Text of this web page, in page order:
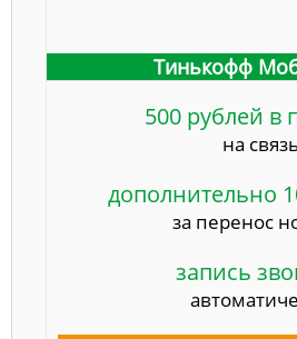
Тинькофф
500 рублей в
на связь
дополнительно
за перенос
запись